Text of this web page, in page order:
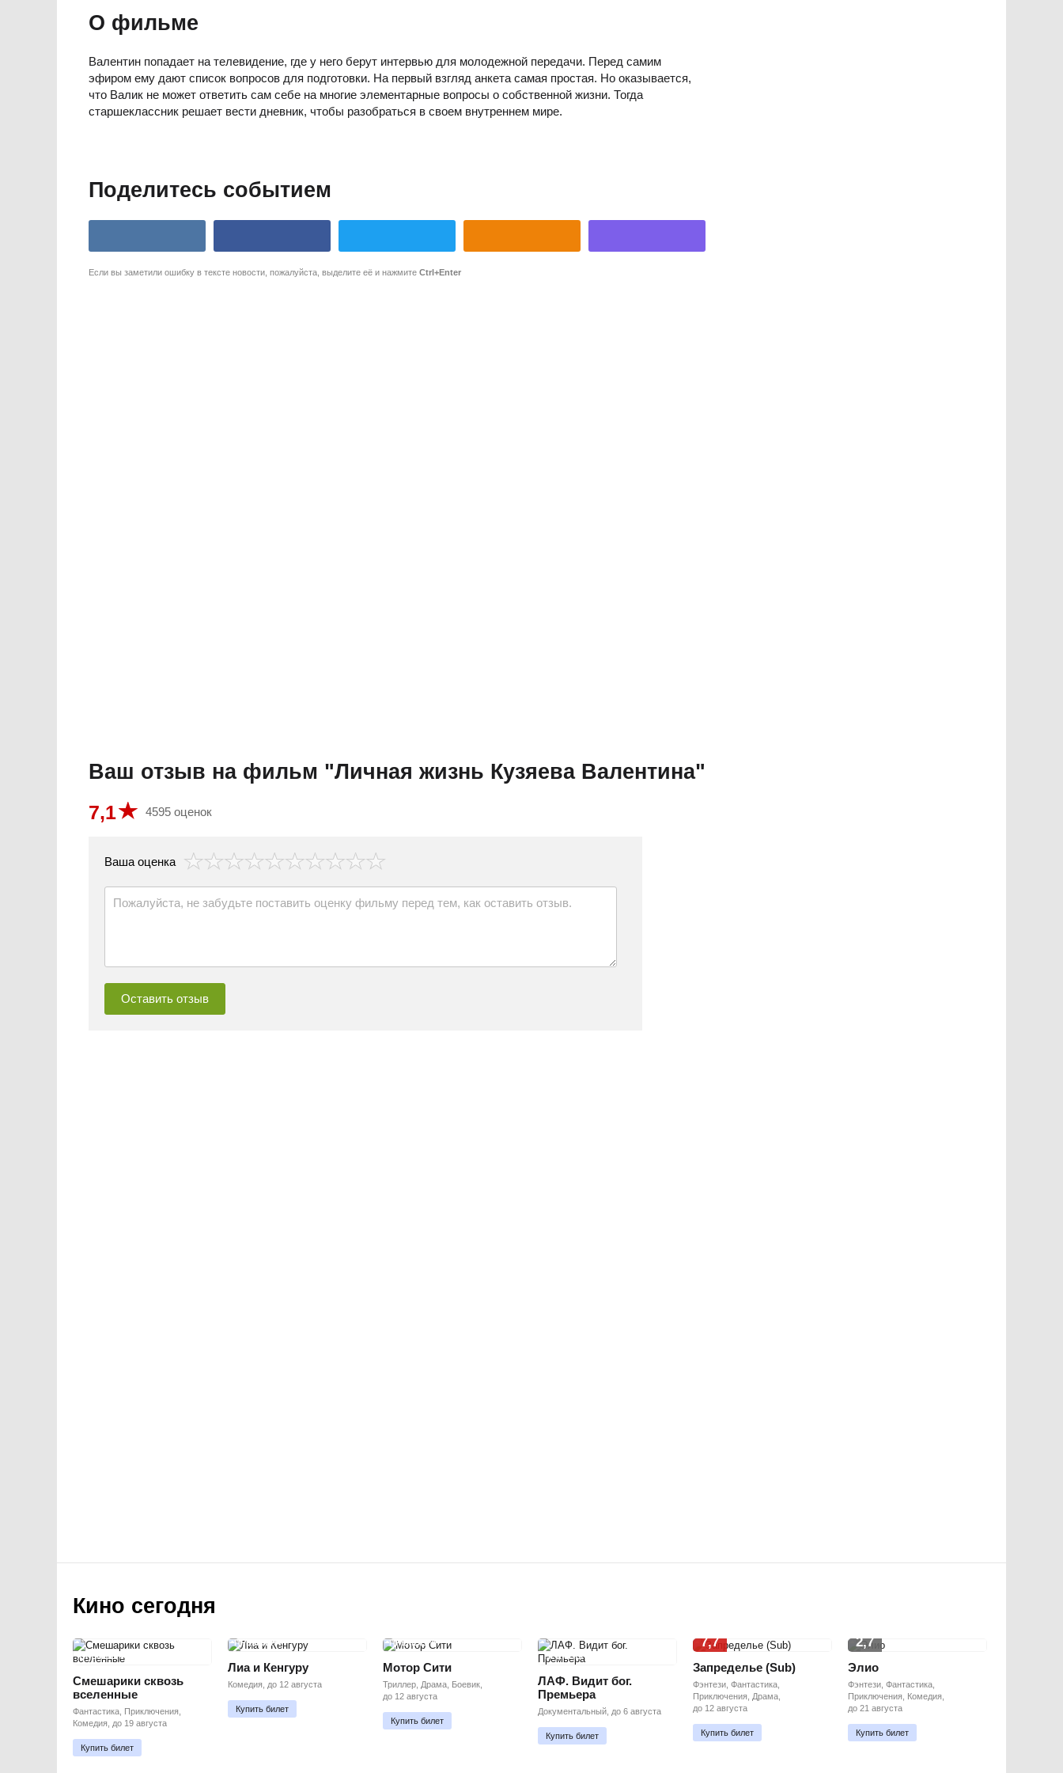
О фильме
Валентин попадает на телевидение, где у него берут интервью для молодежной передачи. Перед самим
эфиром ему дают список вопросов для подготовки. На первый взгляд анкета самая простая. Но оказывается,
что Валик не может ответить сам себе на многие элементарные вопросы о собственной жизни. Тогда
старшеклассник решает вести дневник, чтобы разобраться в своем внутреннем мире.
Поделитесь событием
Если вы заметили ошибку в тексте новости, пожалуйста, выделите её и нажмите Ctrl+Enter
Ваш отзыв на фильм "Личная жизнь Кузяева Валентина"
7,1 4595 оценок
Ваша оценка
Кино сегодня
ПРЕМЬЕРА
Смешарики сквозь
вселенные
Фантастика, Приключения,
Комедия, до 19 августа
Купить билет
ПРЕМЬЕРА
Лиа и Кенгуру
Комедия, до 12 августа
Купить билет
ПРЕМЬЕРА
Мотор Сити
Триллер, Драма, Боевик,
до 12 августа
Купить билет
ПРЕМЬЕРА
ЛАФ. Видит бог.
Премьера
Документальный, до 6 августа
Купить билет
7,7
Запределье (Sub)
Фэнтези, Фантастика,
Приключения, Драма,
до 12 августа
Купить билет
2,7
Элио
Фэнтези, Фантастика,
Приключения, Комедия,
до 21 августа
Купить билет